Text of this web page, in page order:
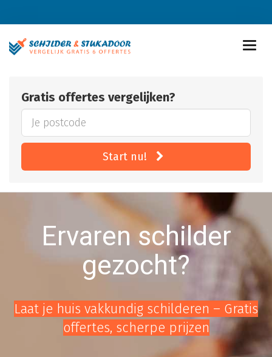
Gratis offertes vergelijken?
Start nu!
Ervaren schilder
gezocht?
Laat je huis vakkundig schilderen – Gratis
offertes, scherpe prijzen